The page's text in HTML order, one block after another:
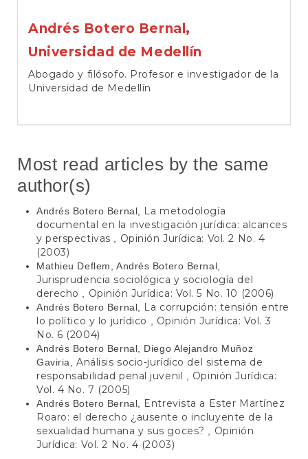
Andrés Botero Bernal,
Universidad de Medellín
Abogado y filósofo. Profesor e investigador de la
Universidad de Medellín
Most read articles by the same
author(s)
Andrés Botero Bernal,
La metodología
documental en la investigación jurídica: alcances
y perspectivas
Opinión Jurídica: Vol. 2 No. 4
(2003)
Mathieu Deflem, Andrés Botero Bernal,
Jurisprudencia sociológica y sociología del
derecho
Opinión Jurídica: Vol. 5 No. 10 (2006)
Andrés Botero Bernal,
La corrupción: tensión entre
lo político y lo jurídico
Opinión Jurídica: Vol. 3
No. 6 (2004)
Andrés Botero Bernal, Diego Alejandro Muñoz
Gaviria,Análisis socio-jurídico del sistema de
responsabilidad penal juvenil
Opinión Jurídica:
Vol. 4 No. 7 (2005)
Andrés Botero Bernal,
Entrevista a Ester Martínez
Roaro: el derecho ¿ausente o incluyente de la
sexualidad humana y sus goces?
Opinión
Jurídica: Vol. 2 No. 4 (2003)